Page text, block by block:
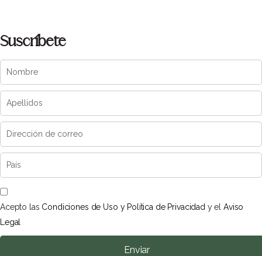
Suscríbete
Acepto las Condiciones de Uso y Política de Privacidad y elAviso
Legal
Enviar